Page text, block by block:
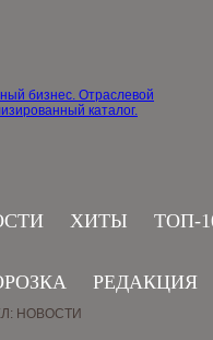
ХИТЫ ТОП-
РЕДАКЦИЯ
НОВОСТИ